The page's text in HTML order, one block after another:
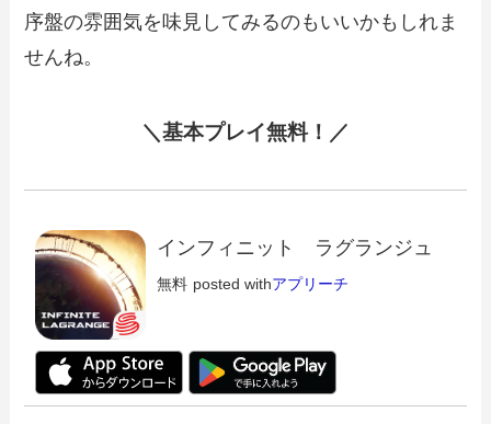
序盤の雰囲気を味見してみるのもいいかもしれま
せんね。
＼基本プレイ無料！／
インフィニット ラグランジュ
無料 posted withアプリーチ